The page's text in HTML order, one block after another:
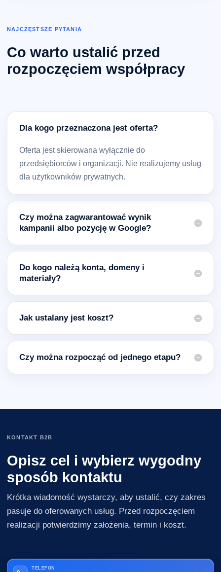
NAJCZĘSTSZE PYTANIA
Co warto ustalić przed
rozpoczęciem współpracy
Dla kogo przeznaczona jest oferta?
Oferta jest skierowana wyłącznie do
przedsiębiorców i organizacji. Nie realizujemy usług
dla użytkowników prywatnych.
Czy można zagwarantować wynik
kampanii albo pozycję w Google?
Do kogo należą konta, domeny i
materiały?
Jak ustalany jest koszt?
Czy można rozpocząć od jednego etapu?
KONTAKT B2B
Opisz cel i wybierz wygodny
sposób kontaktu
Krótka wiadomość wystarczy, aby ustalić, czy zakres
pasuje do oferowanych usług. Przed rozpoczęciem
realizacji potwierdzimy założenia, termin i koszt.
TELEFON